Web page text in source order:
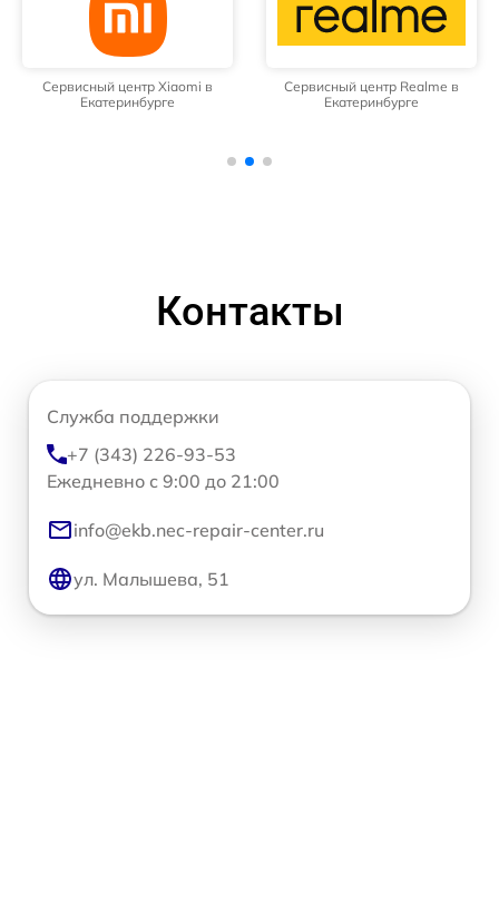
Сервисный центр Xiaomi в
Екатеринбурге
Сервисный центр Realme в
Екатеринбурге
Контакты
Служба поддержки
+7 (343) 226-93-53
Ежедневно с 9:00 до 21:00
info@ekb.nec-repair-center.ru
ул. Малышева, 51